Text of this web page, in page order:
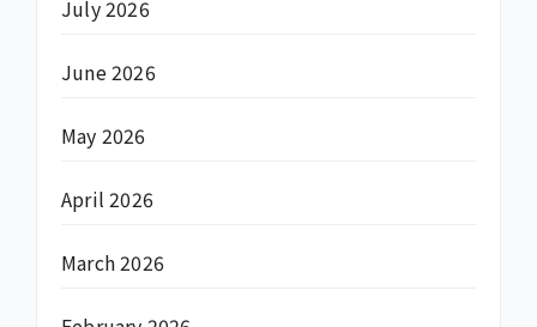
July 2026
June 2026
May 2026
April 2026
March 2026